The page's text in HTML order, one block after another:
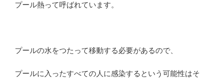
プール熱って呼ばれています。
プールの水をつたって移動する必要があるので、
プールに入ったすべての人に感染するという可能性はそ